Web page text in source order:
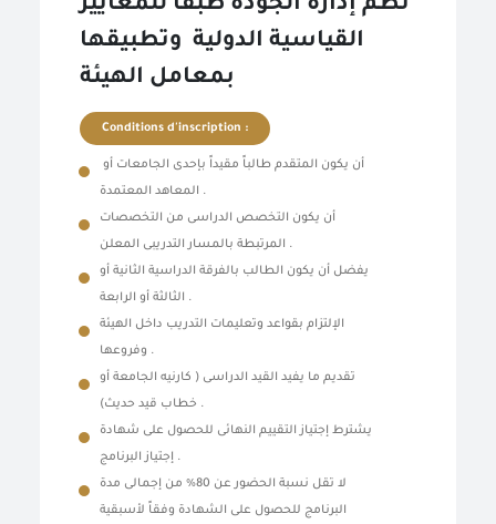
نظم إدارة الجودة طبقاً للمعايير
القياسية الدولية وتطبيقها
بمعامل الهيئة
Conditions d'inscription :
المعاهد المعتمدة .
أن يكون التخصص الدراسى من التخصصات
المرتبطة بالمسار التدريبى المعلن .
يفضل أن يكون الطالب بالفرقة الدراسية الثانية أو
الثالثة أو الرابعة .
الإلتزام بقواعد وتعليمات التدريب داخل الهيئة
وفروعها .
تقديم ما يفيد القيد الدراسى ( كارنيه الجامعة أو
خطاب قيد حديث) .
يشترط إجتياز التقييم النهائى للحصول على شهادة
إجتياز البرنامج .
لا تقل نسبة الحضور عن 80% من إجمالى مدة
البرنامج للحصول على الشهادة وفقاً لأسبقية